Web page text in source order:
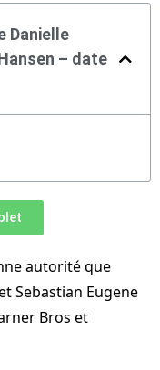
Danielle
– date
autorité que
Sebastian Eugene
Bros et